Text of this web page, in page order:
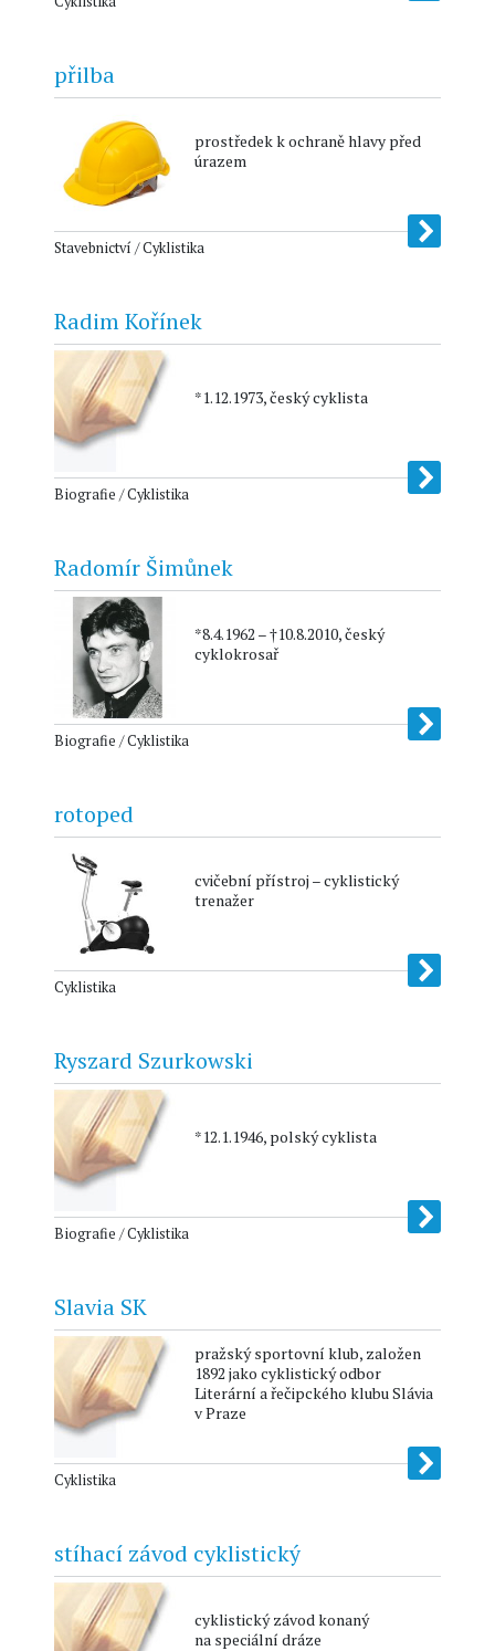
přilba
prostředek k ochraně hlavy před
úrazem
Stavebnictví / Cyklistika
Radim Kořínek
*1.12.1973, český cyklista
Biografie / Cyklistika
Radomír Šimůnek
*8.4.1962 – †10.8.2010, český
cyklokrosař
Biografie / Cyklistika
rotoped
cvičební přístroj – cyklistický
trenažer
Cyklistika
Ryszard Szurkowski
*12.1.1946, polský cyklista
Biografie / Cyklistika
Slavia SK
pražský sportovní klub, založen
1892 jako cyklistický odbor
Literární a řečipckého klubu Slávia
v Praze
Cyklistika
stíhací závod cyklistický
cyklistický závod konaný
na speciální dráze